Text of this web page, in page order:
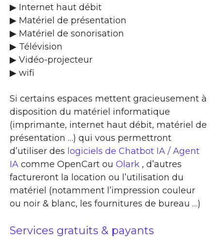
▶ Internet haut débit
▶ Matériel de présentation
▶ Matériel de sonorisation
▶ Télévision
▶ Vidéo-projecteur
▶ wifi
Si certains espaces mettent gracieusement à
disposition du matériel informatique
(imprimante, internet haut débit, matériel de
présentation …) qui vous permettront
d’utiliser des logiciels de Chatbot IA / Agent
IA comme OpenCart ou Olark , d’autres
factureront la location ou l’utilisation du
matériel (notamment l’impression couleur
ou noir & blanc, les fournitures de bureau …)
Services gratuits & payants